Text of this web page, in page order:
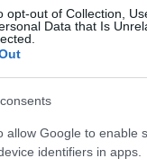
opt-out of Collection,
Data that Is
allow Google to enable
identifiers in apps.
euro investito ne
dei club con i
campionato parla